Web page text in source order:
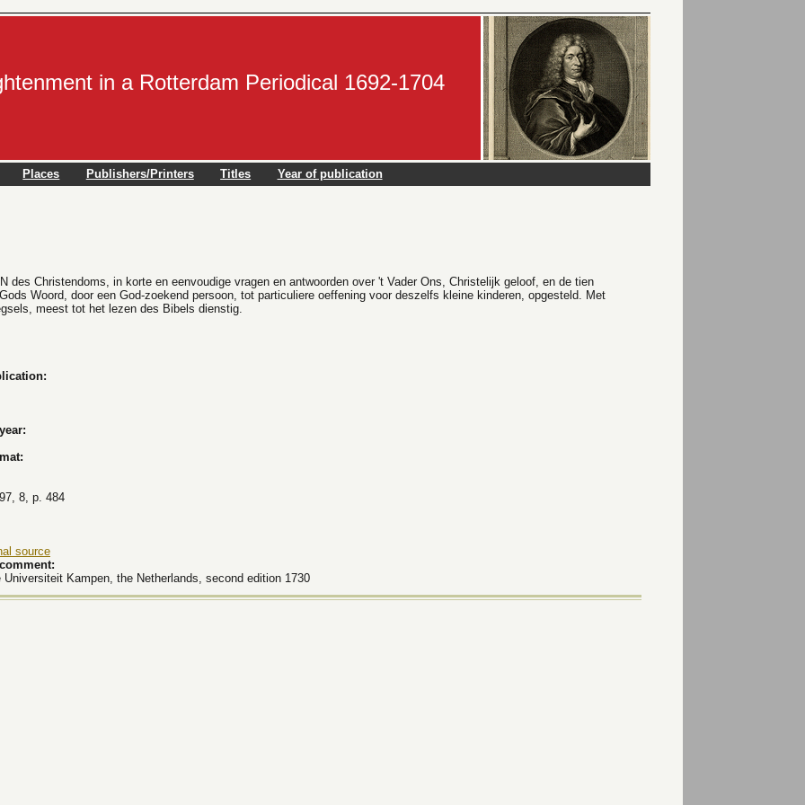
in a Rotterdam Periodical 1692-1704
Places Publishers/Printers Titles Year of publication
des Christendoms, in korte en eenvoudige vragen en antwoorden over 't Vader Ons, Christelijk geloof, en de tien
Woord, door een God-zoekend persoon, tot particuliere oeffening voor deszelfs kleine kinderen, opgesteld. Met
meest tot het lezen des Bibels dienstig.
8, p. 484
source
Universiteit Kampen, the Netherlands, second edition 1730